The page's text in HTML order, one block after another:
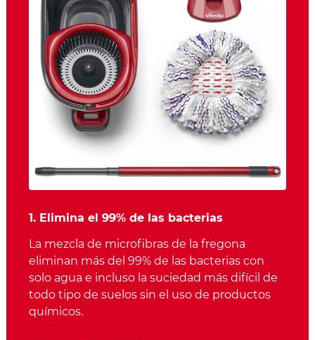
1. Elimina el 99% de las bacterias
La mezcla de microfibras de la fregona
eliminan más del 99% de las bacterias con
solo agua e incluso la suciedad más difícil de
todo tipo de suelos sin el uso de productos
químicos.